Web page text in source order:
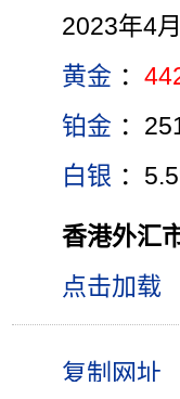
2023年4
黄金 ：
铂金 ：
白银 ：
香港外汇
点击加载